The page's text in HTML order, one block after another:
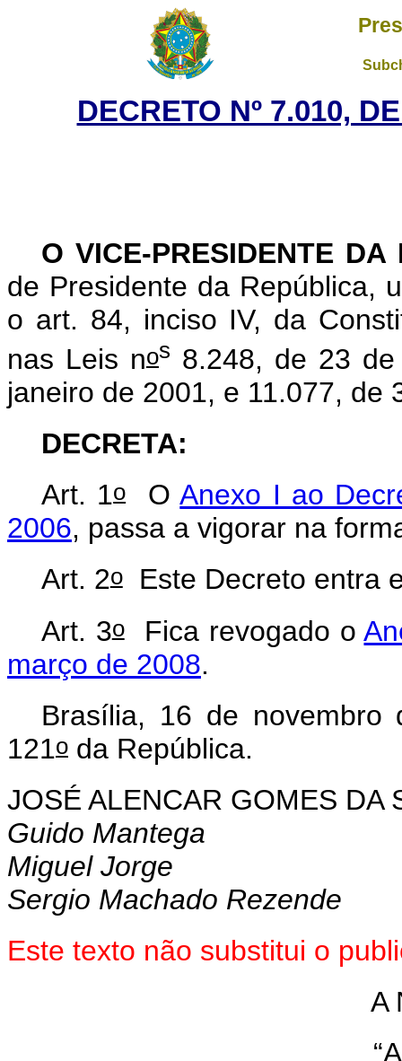
DECRETO Nº 7.010,
O VICE-PRESIDENTE DA
de Presidente da República,
o art. 84, inciso IV, da
nas Leis nos 8.248, de 23
janeiro de 2001, e 11.077,
DECRETA:
Art. 1oOAnexo I ao
2006, passa a vigorar na
Art. 2oEste Decreto entra
Art. 3oFica revogado o
março de 2008.
Brasília, 16 de novembro
121o da República.
JOSÉ ALENCAR GOMES DA
Guido Mantega
Miguel Jorge
Sergio Machado Rezende
Este texto não substitui o
A